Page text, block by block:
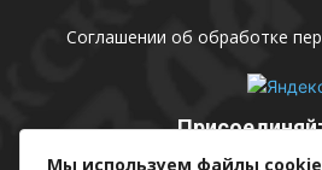
Соглашении об обработке
Мы используем файлы cookie